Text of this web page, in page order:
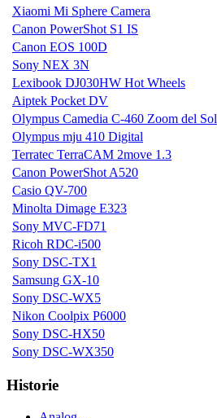
Xiaomi Mi Sphere Camera
Canon PowerShot S1 IS
Canon EOS 100D
Sony NEX 3N
Lexibook DJ030HW Hot Wheels
Aiptek Pocket DV
Olympus Camedia C-460 Zoom del Sol
Olympus mju 410 Digital
Terratec TerraCAM 2move 1.3
Canon PowerShot A520
Casio QV-700
Minolta Dimage E323
Sony MVC-FD71
Ricoh RDC-i500
Sony DSC-TX1
Samsung GX-10
Sony DSC-WX5
Nikon Coolpix P6000
Sony DSC-HX50
Sony DSC-WX350
Historie